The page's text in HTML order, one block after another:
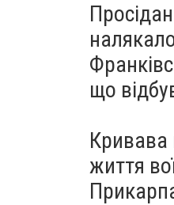
що
Кривава
життя